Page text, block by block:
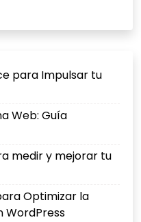
para Impulsar tu
Web: Guía
medir y mejorar tu
Optimizar la
WordPress